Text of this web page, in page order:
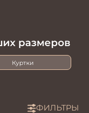
размеров
Куртки
ФИЛЬТРЫ